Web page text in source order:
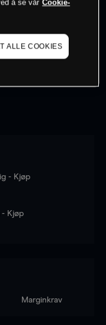
latest market data
- Kjøp
- Kjøp
Marginkrav
å se vår Cookie-
ALLE COOKIES